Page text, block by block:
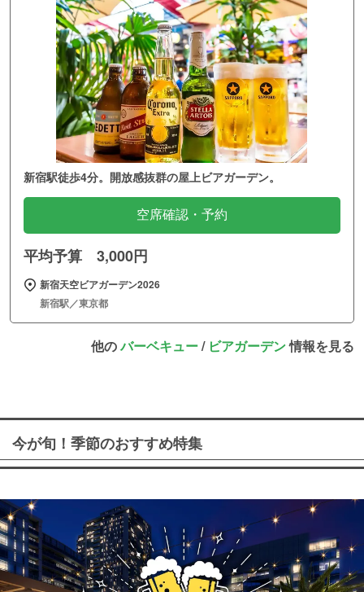
新宿駅徒歩4分。開放感抜群の屋上ビアガーデン。
空席確認・予約
平均予算 3,000円
新宿天空ビアガーデン2026
新宿駅／東京都
他のバーベキュー/ ビアガーデン情報を見る
今が旬！季節のおすすめ特集